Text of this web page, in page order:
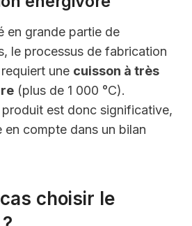
en grande partie de
le processus de fabrication
une cuisson à très
(plus de 1 000 °C).
produit est donc significative,
en compte dans un bilan
choisir le